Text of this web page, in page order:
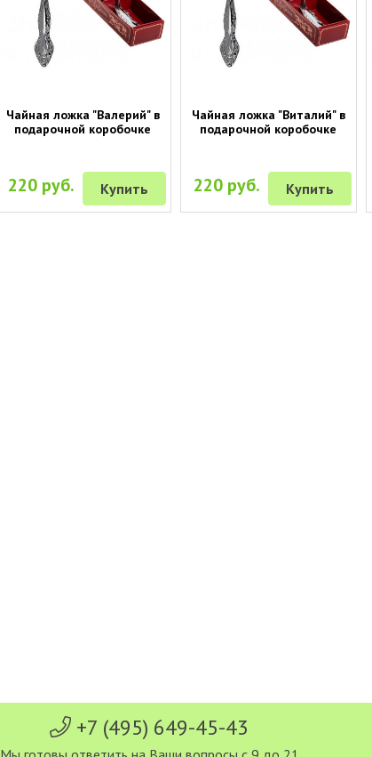
Чайная ложка "Валерий" в
подарочной коробочке
220 руб. Купить
Чайная ложка "Виталий" в
подарочной коробочке
220 руб. Купить
+7 (495) 649-45-43